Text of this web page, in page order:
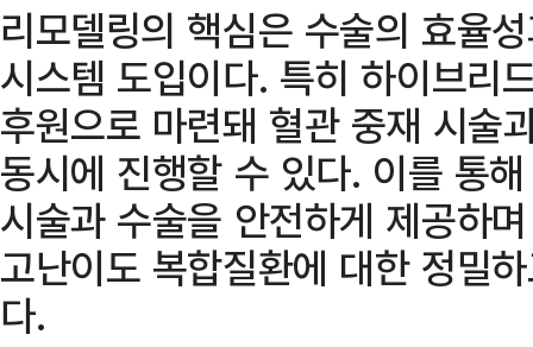
리모델링의 핵심은 수술의 효율
시스템 도입이다. 특히 하이브리
후원으로 마련돼 혈관 중재 시술
동시에 진행할 수 있다. 이를 통
시술과 수술을 안전하게 제공하
고난이도 복합질환에 대한 정밀
다.